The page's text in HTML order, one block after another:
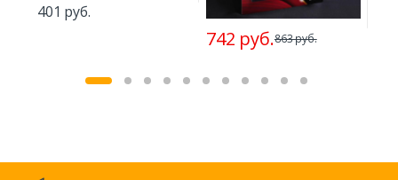
401 руб.
742 руб.863 руб.